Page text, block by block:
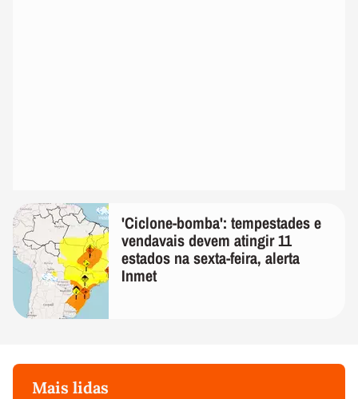
'Ciclone-bomba': tempestades e
vendavais devem atingir 11
estados na sexta-feira, alerta
Inmet
Mais lidas